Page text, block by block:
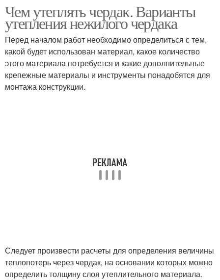
Чем утеплять чердак. Варианты
утепления нежилого чердака
Перед началом работ необходимо определиться с тем,
какой будет использован материал, какое количество
этого материала потребуется и какие дополнительные
крепежные материалы и инструменты понадобятся для
монтажа конструкции.
Следует произвести расчеты для определения величины
теплопотерь через чердак, на основании которых можно
определить толщину слоя утеплительного материала.